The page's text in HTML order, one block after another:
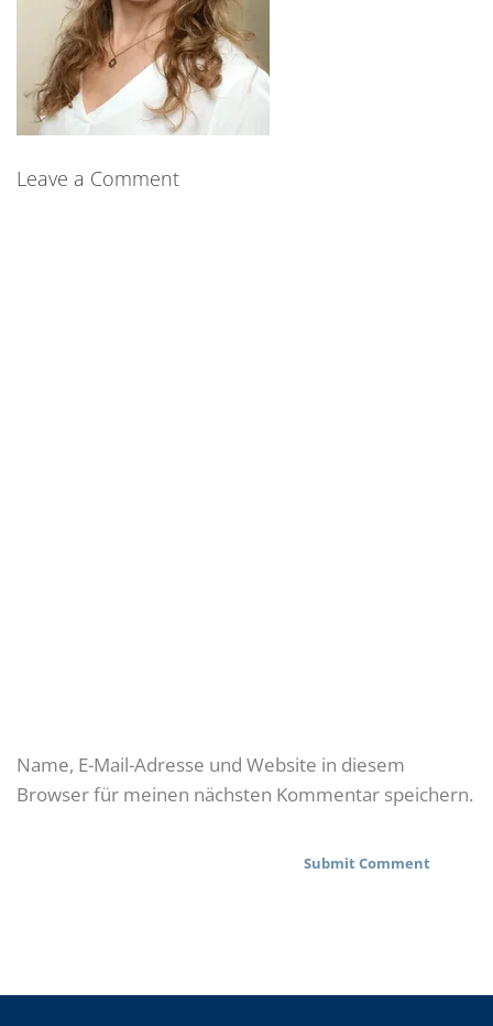
Leave a Comment
Name, E-Mail-Adresse und Website in diesem
Browser für meinen nächsten Kommentar speichern.